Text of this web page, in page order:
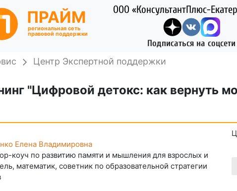
ПРАЙМ
региональная сеть
правовой поддержки
ООО «КонсультантПлюс-
Подписаться на соцсети
Центр Экспертной поддержки
"Цифровой детокс: как вернуть
Елена Владимировна
коуч по развитию памяти и мышления для взрослых и
математик, советник по образовательной стратегии